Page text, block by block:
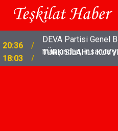
18:03
TÜRK SİLAHLI
COŞKULU